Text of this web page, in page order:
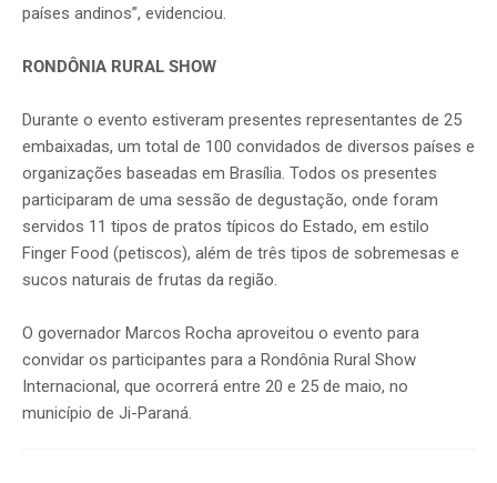
países andinos”, evidenciou.
RONDÔNIA RURAL SHOW
Durante o evento estiveram presentes representantes de 25
embaixadas, um total de 100 convidados de diversos países e
organizações baseadas em Brasília. Todos os presentes
participaram de uma sessão de degustação, onde foram
servidos 11 tipos de pratos típicos do Estado, em estilo
Finger Food (petiscos), além de três tipos de sobremesas e
sucos naturais de frutas da região.
O governador Marcos Rocha aproveitou o evento para
convidar os participantes para a Rondônia Rural Show
Internacional, que ocorrerá entre 20 e 25 de maio, no
município de Ji-Paraná.